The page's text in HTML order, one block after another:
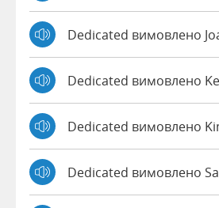
Dedicated вимовлено
Dedicated вимовлено
Dedicated вимовлено
Dedicated вимовлено